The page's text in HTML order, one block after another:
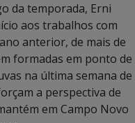
da temporada, Erni
aos trabalhos com
anterior, de mais de
formadas em ponto de
na última semana de
a perspectiva de
em Campo Novo